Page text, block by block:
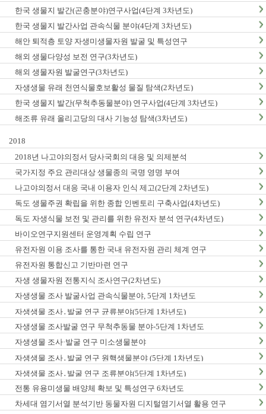
한국 생물지 발간(곤충분야)연구사업(4단계 3차년도)
한국 생물지 발간사업 관속식물 분야(4단계 3차년도)
해안 퇴적층 토양 자생미생물자원 발굴 및 특성연구
해외 생물다양성 보전 연구(3차년도)
해외 생물자원 발굴연구(3차년도)
자생생물 유래 천연식물호보활성 물질 탐색(2차년도)
한국 생물지 발간(무척추동물분야) 연구사업(4단계 3차년도)
해조류 유래 올리고당의 대사 기능성 탐색(3차년도)
2018
2018년 나고야의정서 당사국회의 대응 및 의제분석
국가지정 주요 관리대상 생물종의 국명 영명 부여
나고야의정서 대응 국내 이용자 인식 제고(2단계 2차년도)
독도 생물주권 확립을 위한 종합 인벤토리 구축사업(4차년도)
독도 자생식물 보전 및 관리를 위한 유전자 분석 연구(4차년도)
바이오연구지원센터 운영계획 수립 연구
유전자원 이용 조사를 통한 국내 유전자원 관리 체계 연구
유전자원 통합신고 기반마련 연구
자생 생물자원 전통지식 조사연구(2차년도)
자생생물 조사 발굴사업 관속식물분야, 5단계 1차년도
자생생물 조사․발굴 연구 균류분야(5단계 1차년도)
자생생물 조사발굴 연구 무척추동물 분야-5단계 1차년도
자생생물 조사·발굴 연구 미소생물분야
자생생물 조사․발굴 연구 원핵생물분야 (5단계 1차년도)
자생생물 조사․발굴 연구 조류분야(5단계 1차년도)
전통 유용미생물 배양체 확보 및 특성연구 6차년도
차세대 염기서열 분석기반 동물자원 디지털염기서열 활용 연구